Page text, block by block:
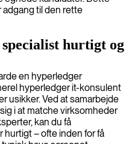
adgang til den rette
hurtigt og
en hyperledger
hyperledger it-konsulent
usikker. Ved at samarbejde
i at matche virksomheder
kan du få
– ofte inden for få